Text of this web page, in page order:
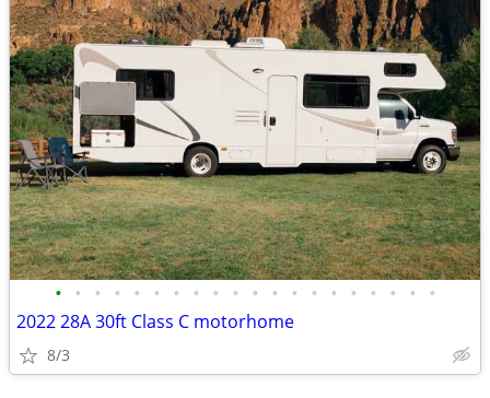
• • • • • • • • • • • • • • • • • • • •
2022 28A 30ft Class C motorhome
8/3